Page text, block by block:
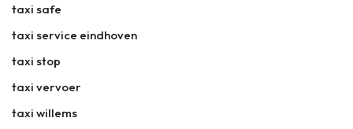
taxi safe
taxi service eindhoven
taxi stop
taxi vervoer
taxi willems